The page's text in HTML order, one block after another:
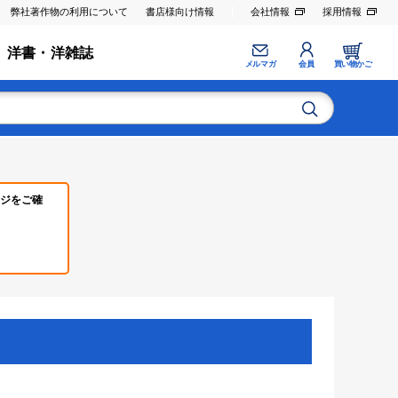
弊社著作物の利用について 書店様向け情報 会社情報 採用情報
洋書・洋雑誌
メルマガ 会員 買い物かご
をご確